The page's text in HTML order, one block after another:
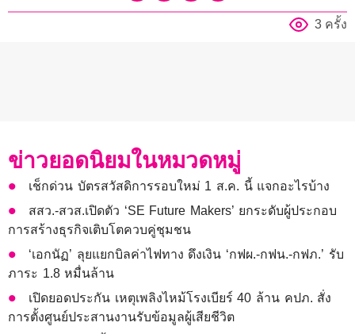
3 ครั้ง
ข่าวยอดนิยมในหมวดหมู่
เช็กด่วน บัตรสวัสดิการรอบใหม่ 1 ส.ค. นี้ แจกอะไรบ้าง
สสว.-สวส.เปิดตัว ‘SE Future Makers’ ยกระดับผู้ประกอบ
การสร้างธุรกิจเติบโตควบคู่ชุมชน
‘เอกนัฏ’ ลุยแยกบิลค่าไฟทาง ดึงเงิน ‘กฟผ.-กฟน.-กฟภ.’ รับ
ภาระ 1.8 หมื่นล้าน
เปิดยอดประกัน เหตุเพลิงไหม้โรงเบียร์ 40 ล้าน คปภ. สั่ง
การตั้งศูนย์ประสานงานรับข้อมูลผู้เสียชีวิต